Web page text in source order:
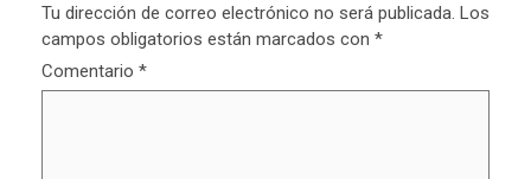
Tu dirección de correo electrónico no será publicada. Los
campos obligatorios están marcados con *
Comentario *